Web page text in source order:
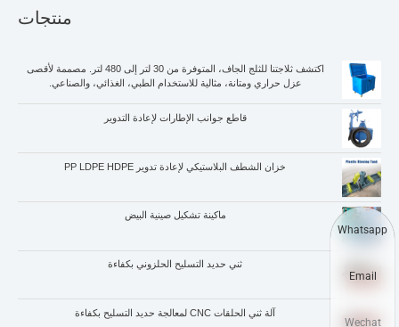
منتجات
اكتشف ثلاجتنا للثلج الجاف، المتوفرة من 30 لتر إلى 480 لتر. مصممة لأقصى
عزل حراري ومتانة، مثالية للاستخدام الطبي، الغذائي، والصناعي.
قاطع جوانب الإطارات لإعادة التدوير
خزان الشطف البلاستيكي لإعادة تدوير PP LDPE HDPE
ماكينة تشكيل صينية البيض
ثني حديد التسليح الحلزوني بكفاءة
آلة ثني الحلقات CNC لمعالجة حديد التسليح بكفاءة
Whatsapp
Email
Wechat